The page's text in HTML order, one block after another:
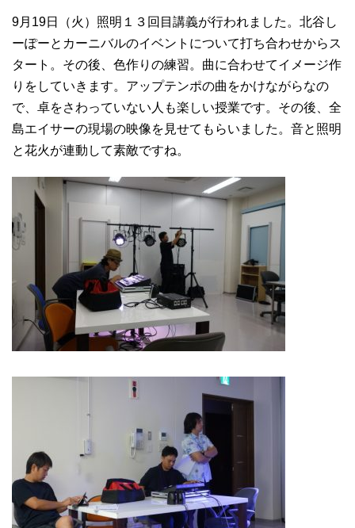
9月19日（火）照明１３回目講義が行われました。北谷し
ーぽーとカーニバルのイベントについて打ち合わせからス
タート。その後、色作りの練習。曲に合わせてイメージ作
りをしていきます。アップテンポの曲をかけながらなの
で、卓をさわっていない人も楽しい授業です。その後、全
島エイサーの現場の映像を見せてもらいました。音と照明
と花火が連動して素敵ですね。